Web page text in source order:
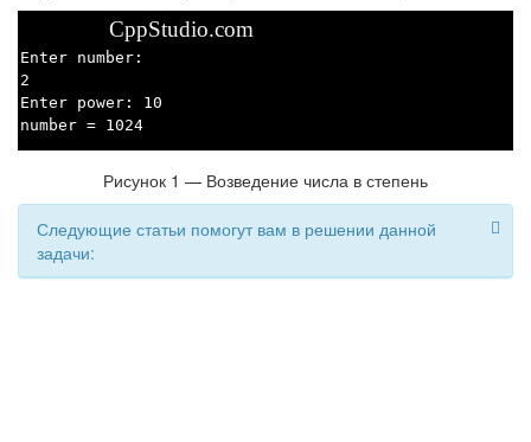
CppStudio.com
Enter number:
2
Enter power: 10
number = 1024
Рисунок 1 — Возведение числа в степень
Следующие статьи помогут вам в решении данной
задачи: